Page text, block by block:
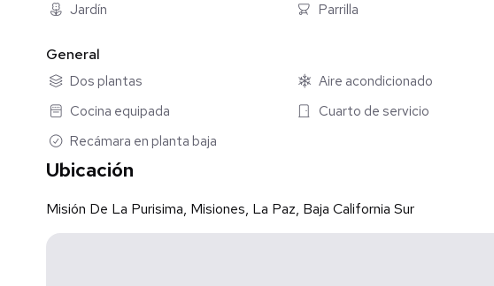
Jardín
Parrilla
General
Dos plantas Aire acondicionado
Cocina equipada
Cuarto de servicio
Recámara en planta baja
Ubicación
Misión De La Purisima, Misiones, La Paz, Baja California Sur